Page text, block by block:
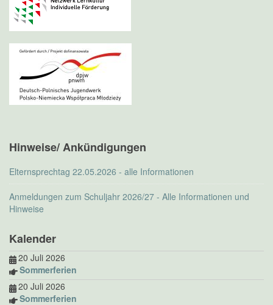
Hinweise/ Ankündigungen
Elternsprechtag 22.05.2026 - alle Informationen
Anmeldungen zum Schuljahr 2026/27 - Alle Informationen und
Hinweise
Kalender
20 Juli 2026
Sommerferien
20 Juli 2026
Sommerferien